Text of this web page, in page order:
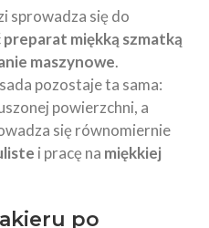
sprowadza się do
preparat miękką szmatką
maszynowe.
pozostaje ta sama:
powierzchni, a
się równomiernie
i pracę na miękkiej
po